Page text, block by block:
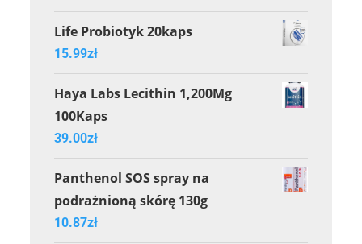
Life Probiotyk 20kaps
15.99zł
Haya Labs Lecithin 1,200Mg
100Kaps
39.00zł
Panthenol SOS spray na
podrażnioną skórę 130g
10.87zł